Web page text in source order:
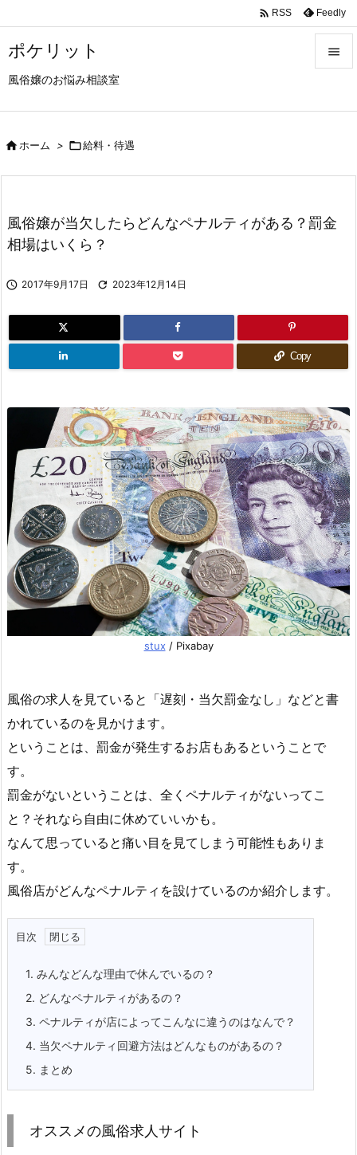
ポケリット
風俗嬢のお悩み相談室

次へ
 RSS Feedly
ホーム > 給料・待遇
風俗嬢が当欠したらどんなペナルティがある？罰金
相場はいくら？
 2017年9月17日  2023年12月14日
Copy
stux/ Pixabay
風俗の求人を見ていると「遅刻・当欠罰金なし」などと書
かれているのを見かけます。
ということは、罰金が発生するお店もあるということで
す。
罰金がないということは、全くペナルティがないってこ
と？それなら自由に休めていいかも。
なんて思っていると痛い目を見てしまう可能性もありま
す。
風俗店がどんなペナルティを設けているのか紹介します。
目次
1. みんなどんな理由で休んでいるの？
2. どんなペナルティがあるの？
3. ペナルティが店によってこんなに違うのはなんで？
4. 当欠ペナルティ回避方法はどんなものがあるの？
5. まとめ
オススメの風俗求人サイト